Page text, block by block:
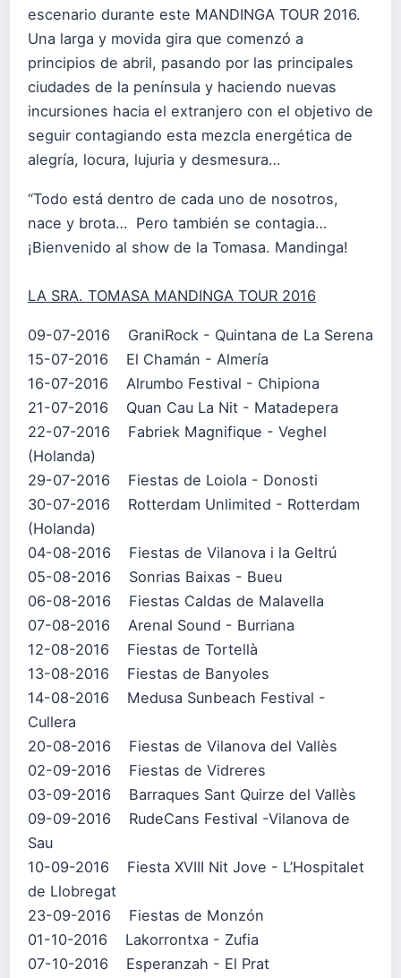
escenario durante este MANDINGA TOUR 2016.
Una larga y movida gira que comenzó a
principios de abril, pasando por las principales
ciudades de la península y haciendo nuevas
incursiones hacia el extranjero con el objetivo de
seguir contagiando esta mezcla energética de
alegría, locura, lujuria y desmesura…
“Todo está dentro de cada uno de nosotros,
nace y brota… Pero también se contagia…
¡Bienvenido al show de la Tomasa. Mandinga!
LA SRA. TOMASA MANDINGA TOUR 2016
09-07-2016 GraniRock - Quintana de La Serena
15-07-2016 El Chamán - Almería
16-07-2016 Alrumbo Festival - Chipiona
21-07-2016 Quan Cau La Nit - Matadepera
22-07-2016 Fabriek Magnifique - Veghel
(Holanda)
29-07-2016 Fiestas de Loiola - Donosti
30-07-2016 Rotterdam Unlimited - Rotterdam
(Holanda)
04-08-2016 Fiestas de Vilanova i la Geltrú
05-08-2016 Sonrias Baixas - Bueu
06-08-2016 Fiestas Caldas de Malavella
07-08-2016 Arenal Sound - Burriana
12-08-2016 Fiestas de Tortellà
13-08-2016 Fiestas de Banyoles
14-08-2016 Medusa Sunbeach Festival -
Cullera
20-08-2016 Fiestas de Vilanova del Vallès
02-09-2016 Fiestas de Vidreres
03-09-2016 Barraques Sant Quirze del Vallès
09-09-2016 RudeCans Festival -Vilanova de
Sau
10-09-2016 Fiesta XVIII Nit Jove - L’Hospitalet
de Llobregat
23-09-2016 Fiestas de Monzón
01-10-2016 Lakorrontxa - Zufia
07-10-2016 Esperanzah - El Prat